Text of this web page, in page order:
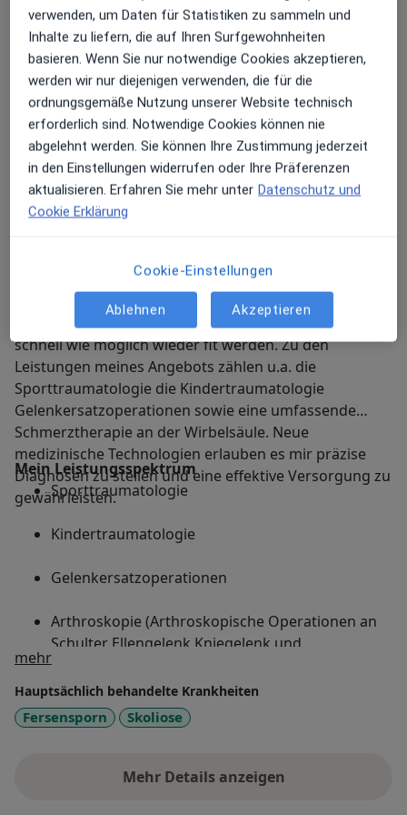
Meine Praxis und mein Team
In meiner gut ausgestatteten Praxis setze ich auf
erprobte Behandlungsmethoden damit Sie so schnell
wie möglich wieder gesund werden. Gerne erkläre ich
Ihnen die einzelnen Behandlungsschritte und bleibe
auch bei der Nachsorge an Ihrer Seite. Darüber hinaus
kümmert sich mein freundliches Team um Ihre
Belange.
Ich bin für Sie da! Gerne stehe ich Ihnen als
kompetenter Ansprechpartner bei Erkrankungen am
Bewegungsapparat zur Verfügung damit Sie so
schnell wie möglich wieder fit werden. Zu den
Leistungen meines Angebots zählen u.a. die
Sporttraumatologie die Kindertraumatologie
Gelenkersatzoperationen sowie eine umfassende
Schmerztherapie an der Wirbelsäule. Neue
medizinische Technologien erlauben es mir präzise
Diagnosen zu stellen und eine effektive Versorgung zu
gewährleisten.
Mein Leistungsspektrum
Sporttraumatologie
Kindertraumatologie
Gelenkersatzoperationen
Arthroskopie (Arthroskopische Operationen an
Schulter Ellengelenk Kniegelenk und
Sprunggelenk)
Zementierte und zementfreie
Hüftendoprothesen Kappenprothesen
mehrÜber mich
Hauptsächlich behandelte Krankheiten
Fersensporn Skoliose
Mehr Details anzeigen
über Erfahrungen
verwenden, um Daten für Statistiken zu sammeln und
Inhalte zu liefern, die auf Ihren Surfgewohnheiten
basieren. Wenn Sie nur notwendige Cookies akzeptieren,
werden wir nur diejenigen verwenden, die für die
ordnungsgemäße Nutzung unserer Website technisch
erforderlich sind. Notwendige Cookies können nie
abgelehnt werden. Sie können Ihre Zustimmung jederzeit
in den Einstellungen widerrufen oder Ihre Präferenzen
aktualisieren. Erfahren Sie mehr unter Datenschutz und
Cookie Erklärung
Cookie-Einstellungen
Ablehnen Akzeptieren